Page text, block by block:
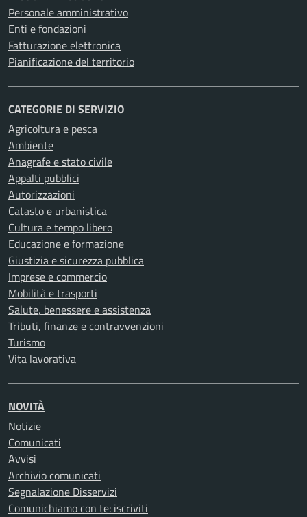
Personale amministrativo
Enti e fondazioni
Fatturazione elettronica
Pianificazione del territorio
CATEGORIE DI SERVIZIO
Agricoltura e pesca
Ambiente
Anagrafe e stato civile
Appalti pubblici
Autorizzazioni
Catasto e urbanistica
Cultura e tempo libero
Educazione e formazione
Giustizia e sicurezza pubblica
Imprese e commercio
Mobilità e trasporti
Salute, benessere e assistenza
Tributi, finanze e contravvenzioni
Turismo
Vita lavorativa
NOVITÀ
Notizie
Comunicati
Avvisi
Archivio comunicati
Segnalazione Disservizi
Comunichiamo con te: iscriviti